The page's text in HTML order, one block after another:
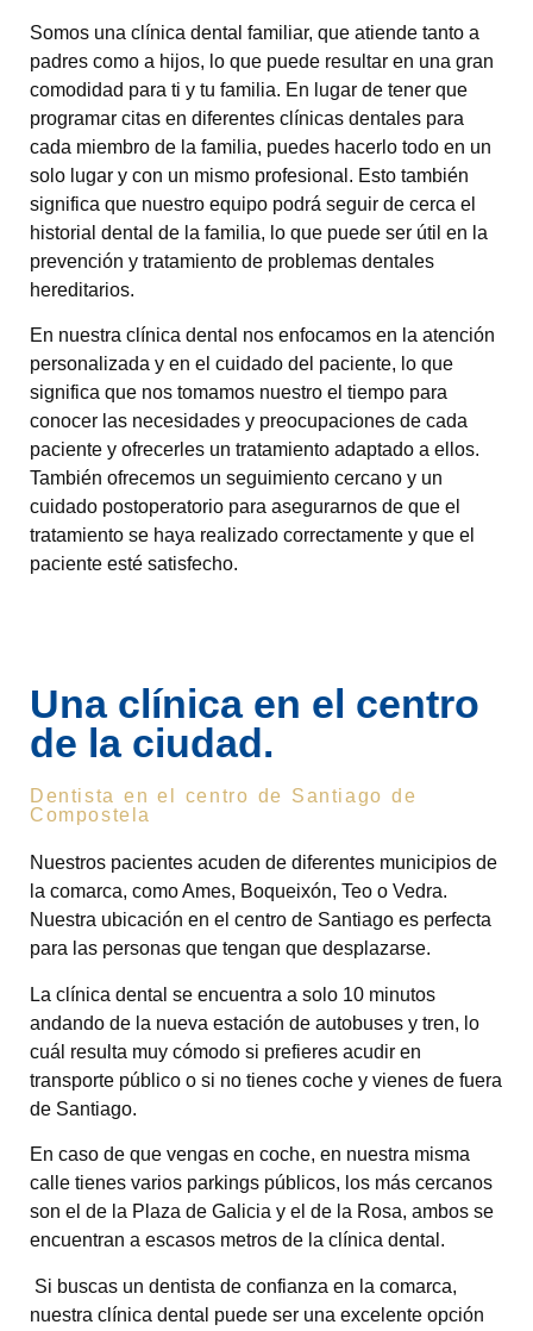
Somos una clínica dental familiar, que atiende tanto a
padres como a hijos, lo que puede resultar en una gran
comodidad para ti y tu familia. En lugar de tener que
programar citas en diferentes clínicas dentales para
cada miembro de la familia, puedes hacerlo todo en un
solo lugar y con un mismo profesional. Esto también
significa que nuestro equipo podrá seguir de cerca el
historial dental de la familia, lo que puede ser útil en la
prevención y tratamiento de problemas dentales
hereditarios.
En nuestra clínica dental nos enfocamos en la atención
personalizada y en el cuidado del paciente, lo que
significa que nos tomamos nuestro el tiempo para
conocer las necesidades y preocupaciones de cada
paciente y ofrecerles un tratamiento adaptado a ellos.
También ofrecemos un seguimiento cercano y un
cuidado postoperatorio para asegurarnos de que el
tratamiento se haya realizado correctamente y que el
paciente esté satisfecho.
Una clínica en el centro
de la ciudad.
Dentista en el centro de Santiago de
Compostela
Nuestros pacientes acuden de diferentes municipios de
la comarca, como Ames, Boqueixón, Teo o Vedra.
Nuestra ubicación en el centro de Santiago es perfecta
para las personas que tengan que desplazarse.
La clínica dental se encuentra a solo 10 minutos
andando de la nueva estación de autobuses y tren, lo
cuál resulta muy cómodo si prefieres acudir en
transporte público o si no tienes coche y vienes de fuera
de Santiago.
En caso de que vengas en coche, en nuestra misma
calle tienes varios parkings públicos, los más cercanos
son el de la Plaza de Galicia y el de la Rosa, ambos se
encuentran a escasos metros de la clínica dental.
Si buscas un dentista de confianza en la comarca,
nuestra clínica dental puede ser una excelente opción